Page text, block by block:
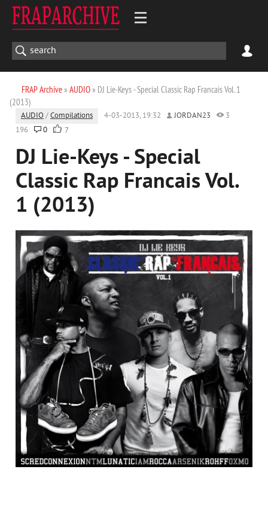
FRAP Archive» AUDIO» DJ Lie-Keys - Special Classic Rap Francais Vol. 1
(2013)
AUDIO /Compilations 4-03-2013, 19:32 JORDAN23
3
196
0 7
DJ Lie-Keys - Special
Classic Rap Francais Vol.
1 (2013)